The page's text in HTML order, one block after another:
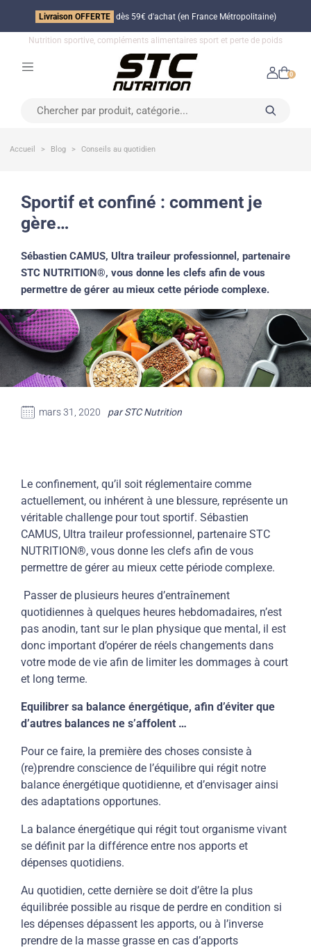
Livraison OFFERTE dès 59€ d'achat (en France Métropolitaine)
Nutrition sportive, compléments alimentaires sport et perte de poids
0
Accueil Blog Conseils au quotidien
sportif et confiné : comment je
gère…
Sébastien CAMUS, Ultra traileur professionnel, partenaire
STC NUTRITION®, vous donne les clefs afin de vous
permettre de gérer au mieux cette période complexe.
mars 31, 2020 par STC Nutrition
Le confinement, qu’il soit réglementaire comme
actuellement, ou inhérent à une blessure, représente un
véritable challenge pour tout sportif. Sébastien
CAMUS, Ultra traileur professionnel, partenaire STC
NUTRITION®, vous donne les clefs afin de vous
permettre de gérer au mieux cette période complexe.
Passer de plusieurs heures d’entraînement
quotidiennes à quelques heures hebdomadaires, n’est
pas anodin, tant sur le plan physique que mental, il est
donc important d’opérer de réels changements dans
votre mode de vie afin de limiter les dommages à court
et long terme.
Equilibrer sa balance énergétique, afin d’éviter que
d’autres balances ne s’affolent …
Pour ce faire, la première des choses consiste à
(re)prendre conscience de l’équilibre qui régit notre
balance énergétique quotidienne, et d’envisager ainsi
des adaptations opportunes.
La balance énergétique qui régit tout organisme vivant
se définit par la différence entre nos apports et
dépenses quotidiens.
Au quotidien, cette dernière se doit d’être la plus
équilibrée possible au risque de perdre en condition si
les dépenses dépassent les apports, ou à l’inverse
prendre de la masse grasse en cas d’apports